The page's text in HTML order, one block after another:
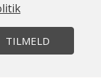
TILMELD